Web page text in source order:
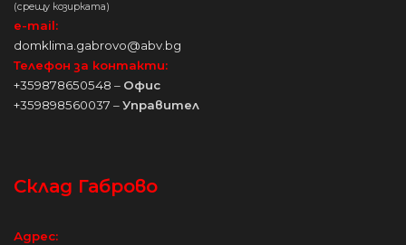
(срещу козирката)
e-mail:
domklima.gabrovo@abv.bg
Телефон за контакти:
+359878650548 – Офис
+359898560037 –Управител
Склад Габрово
Адрес: